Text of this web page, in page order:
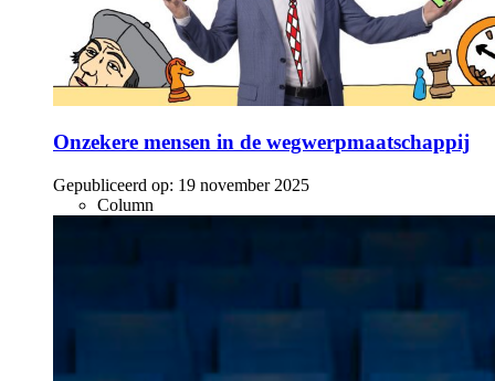
Onzekere mensen in de wegwerpmaatschappij
Gepubliceerd op: 19 november 2025
Column